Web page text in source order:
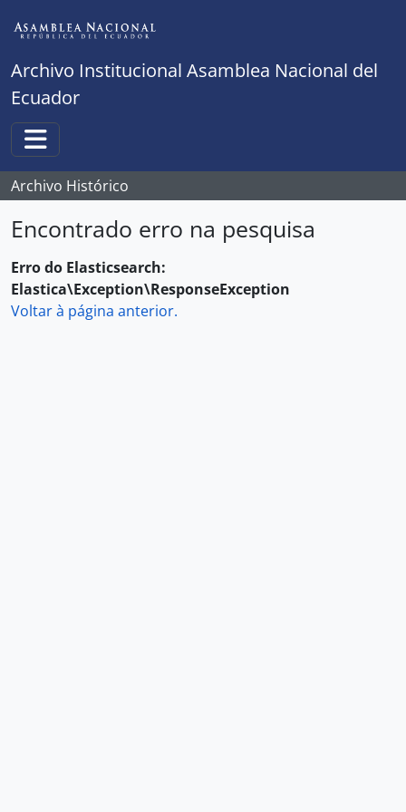
Archivo Institucional Asamblea Nacional del
Ecuador
Toggle navigation
Archivo Histórico
Encontrado erro na pesquisa
Erro do Elasticsearch:
Elastica\Exception\ResponseException
Voltar à página anterior.